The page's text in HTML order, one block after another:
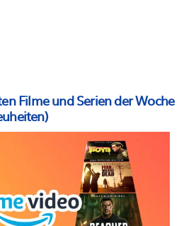
Filme und Serien der Woche